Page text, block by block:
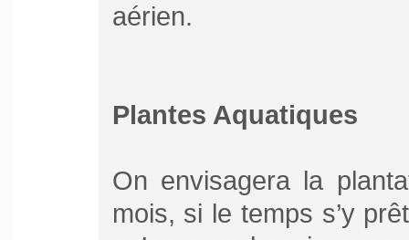
aérien.
Plantes Aquatiques
On envisagera la
mois, si le temps s’y